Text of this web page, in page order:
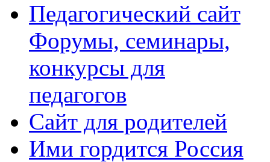
Педагогический сайт
Форумы, семинары,
конкурсы для
педагогов
Сайт для родителей
Ими гордится Россия